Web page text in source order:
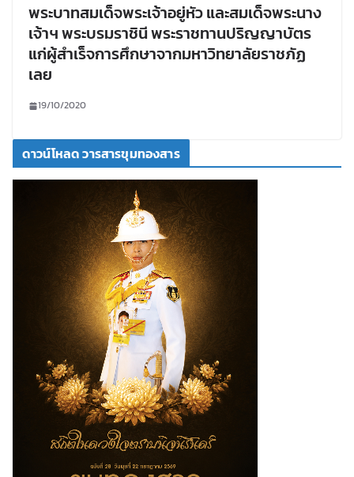
พระบาทสมเด็จพระเจ้าอยู่หัว และสมเด็จพระนาง
เจ้าฯ พระบรมราชินี พระราชทานปริญญาบัตร
แก่ผู้สำเร็จการศึกษาจากมหาวิทยาลัยราชภัฏ
เลย
19/10/2020
ดาวน์โหลด วารสารขุมทองสาร